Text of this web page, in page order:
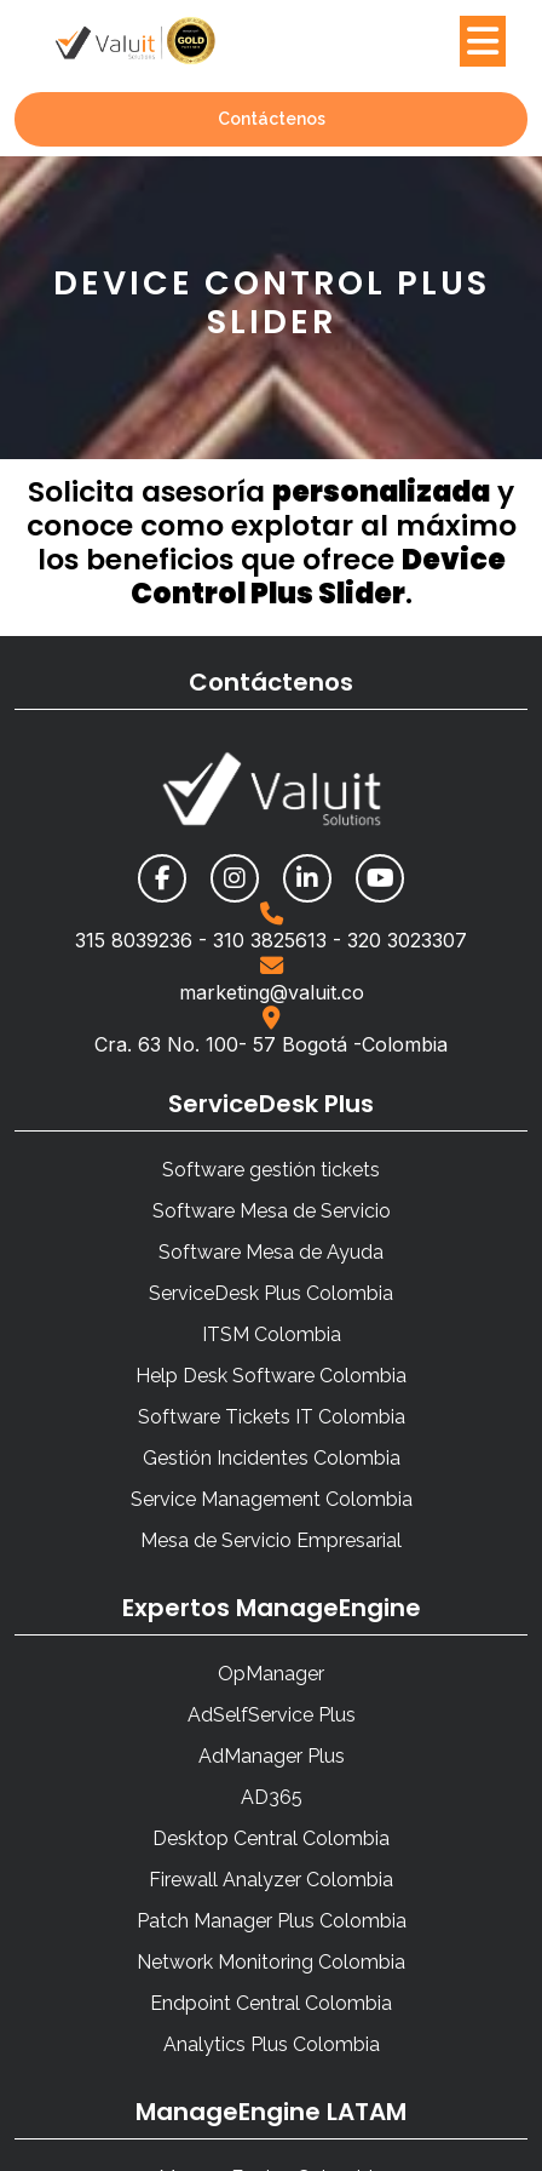
Contáctenos
DEVICE CONTROL PLUS
SLIDER
Solicita asesoría personalizaday
conoce como explotar al máximo
los beneficios que ofrece Device
Control Plus Slider.
Contáctenos
315 8039236 - 310 3825613 - 320 3023307
marketing@valuit.co
Cra. 63 No. 100- 57 Bogotá -Colombia
ServiceDesk Plus
Software gestión tickets
Software Mesa de Servicio
Software Mesa de Ayuda
ServiceDesk Plus Colombia
ITSM Colombia
Help Desk Software Colombia
Software Tickets IT Colombia
Gestión Incidentes Colombia
Service Management Colombia
Mesa de Servicio Empresarial
Expertos ManageEngine
OpManager
AdSelfService Plus
AdManager Plus
AD365
Desktop Central Colombia
Firewall Analyzer Colombia
Patch Manager Plus Colombia
Network Monitoring Colombia
Endpoint Central Colombia
Analytics Plus Colombia
ManageEngine LATAM